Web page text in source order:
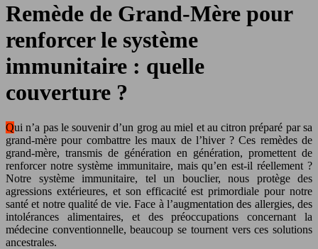
Remède de Grand-Mère pour
renforcer le système
immunitaire : quelle
couverture ?
Qui n’a pas le souvenir d’un grog au miel et au citron préparé par sa
grand-mère pour combattre les maux de l’hiver ? Ces remèdes de
grand-mère, transmis de génération en génération, promettent de
renforcer notre système immunitaire, mais qu’en est-il réellement ?
Notre système immunitaire, tel un bouclier, nous protège des
agressions extérieures, et son efficacité est primordiale pour notre
santé et notre qualité de vie. Face à l’augmentation des allergies, des
intolérances alimentaires, et des préoccupations concernant la
médecine conventionnelle, beaucoup se tournent vers ces solutions
ancestrales.